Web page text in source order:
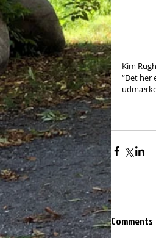
Kim
“Det her
Comments